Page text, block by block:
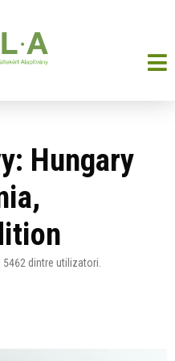
Hungary
5462 dintre utilizatori.